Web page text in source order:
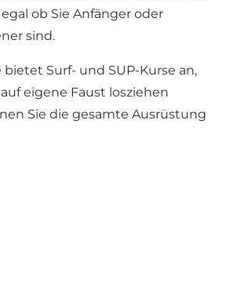
ob Sie Anfänger oder
sind.
bietet Surf- und SUP-Kurse an,
eigene Faust losziehen
Sie die gesamte Ausrüstung